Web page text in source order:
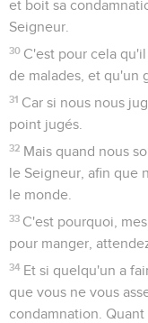
et boit sa
Seigneur.
30 C'est pour cela
de malades, et qu'un
31 Car si nous nous
point jugés.
32 Mais quand nous
le Seigneur, afin que
le monde.
33 C'est pourquoi,
pour manger,
34 Et si quelqu'un a
que vous ne vous
condamnation.